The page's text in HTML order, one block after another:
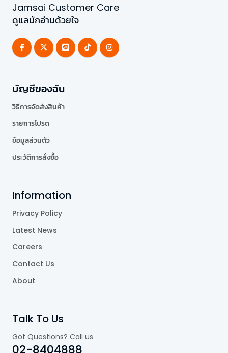
Jamsai Customer Care
ดูแลนักอ่านด้วยใจ
บัญชีของฉัน
วิธีการจัดส่งสินค้า
รายการโปรด
ข้อมูลส่วนตัว
ประวัติการสั่งซื้อ
Information
Privacy Policy
Latest News
Careers
Contact Us
About
Talk To Us
Got Questions? Call us
02-8404888